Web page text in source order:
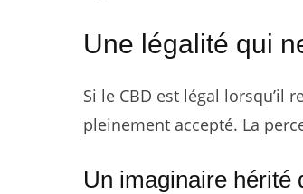
Une légalité qui
Si le CBD est légal lorsqu’il
pleinement accepté. La
Un imaginaire hérité